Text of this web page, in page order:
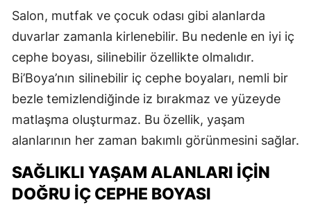
Salon, mutfak ve çocuk odası gibi alanlarda
duvarlar zamanla kirlenebilir. Bu nedenle en iyi iç
cephe boyası, silinebilir özellikte olmalıdır.
Bi’Boya’nın silinebilir iç cephe boyaları, nemli bir
bezle temizlendiğinde iz bırakmaz ve yüzeyde
matlaşma oluşturmaz. Bu özellik, yaşam
alanlarının her zaman bakımlı görünmesini sağlar.
SAĞLIKLI YAŞAM ALANLARI İÇIN
DOĞRU İÇ CEPHE BOYASI